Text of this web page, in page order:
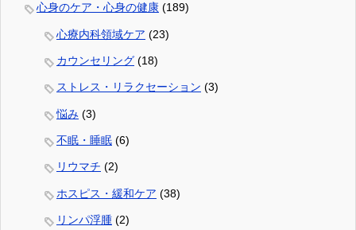
心身のケア・心身の健康 (189)
心療内科領域ケア (23)
カウンセリング (18)
ストレス・リラクセーション (3)
悩み (3)
不眠・睡眠 (6)
リウマチ (2)
ホスピス・緩和ケア (38)
リンパ浮腫 (2)